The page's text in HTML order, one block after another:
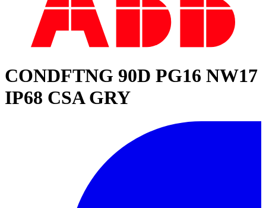
CONDFTNG 90D PG16 NW17
IP68 CSA GRY